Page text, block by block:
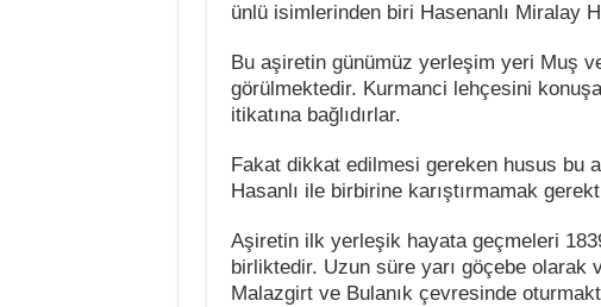
ünlü isimlerinden biri Hasenanlı Miralay
Bu aşiretin günümüz yerleşim yeri Muş
görülmektedir. Kurmanci lehçesini
itikatına bağlıdırlar.
Fakat dikkat edilmesi gereken husus bu
Hasanlı ile birbirine karıştırmamak
Aşiretin ilk yerleşik hayata geçmeleri
birliktedir. Uzun süre yarı göçebe olarak
Malazgirt ve Bulanık çevresinde